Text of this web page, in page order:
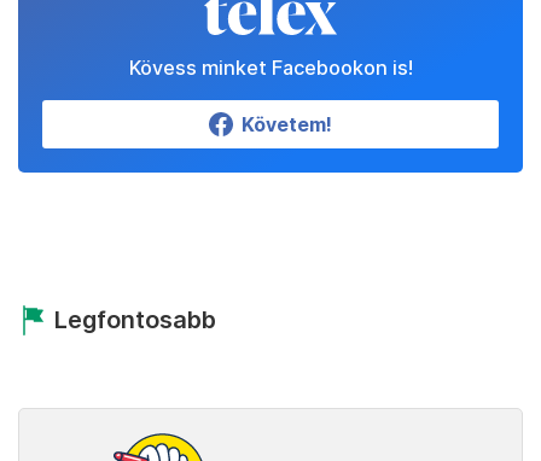
Kövess minket Facebookon is!
Követem!
Legfontosabb